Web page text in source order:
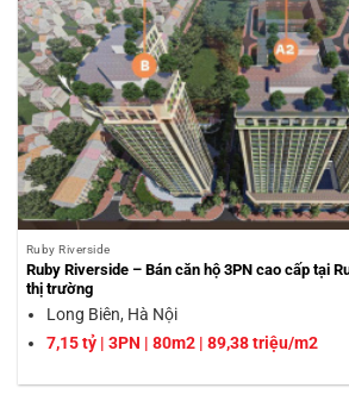
Ruby Riverside
Ruby Riverside – Bán căn hộ 3PN cao cấp tại
thị trường
Long Biên, Hà Nội
7,15 tỷ | 3PN | 80m2 | 89,38 triệu/m2